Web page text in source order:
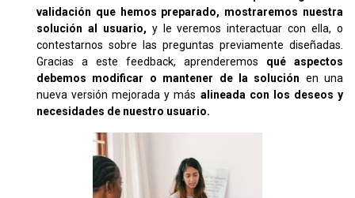
validación que hemos preparado, mostraremos nuestra
solución al usuario, y le veremos interactuar con ella, o
contestarnos sobre las preguntas previamente diseñadas.
Gracias a este feedback, aprenderemos qué aspectos
debemos modificar o mantener de la solución en una
nueva versión mejorada y más alineada con los deseos y
necesidades de nuestro usuario.